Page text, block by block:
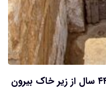
مقبرۀ «پسر فرعون» بعد از ۴۴۰۰ سال از زیر خاک بیرون